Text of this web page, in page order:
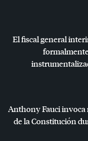
El fiscal general
Anthony Fauci invoca
de la Constitución